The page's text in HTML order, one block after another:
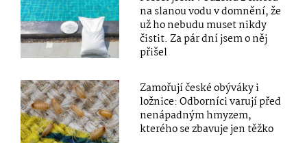
na slanou vodu v domnění, že
už ho nebudu muset nikdy
čistit. Za pár dní jsem o něj
přišel
Zamořují české obýváky i
ložnice: Odborníci varují před
nenápadným hmyzem,
kterého se zbavuje jen těžko